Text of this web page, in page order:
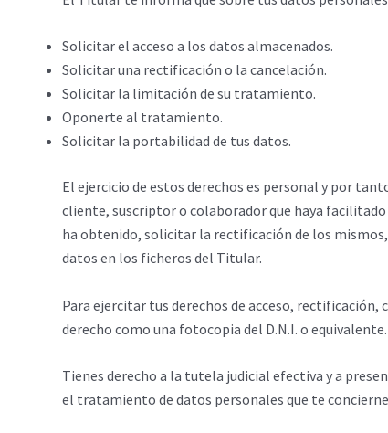
Solicitar el acceso a los datos almacenados.
Solicitar una rectificación o la cancelación.
Solicitar la limitación de su tratamiento.
Oponerte al tratamiento.
Solicitar la portabilidad de tus datos.
El ejercicio de estos derechos es personal y por
cliente, suscriptor o colaborador que haya
ha obtenido, solicitar la rectificación de los
datos en los ficheros del Titular.
Para ejercitar tus derechos de acceso,
derecho como una fotocopia del D.N.I. o equivalente.
Tienes derecho a la tutela judicial efectiva y a
el tratamiento de datos personales que te